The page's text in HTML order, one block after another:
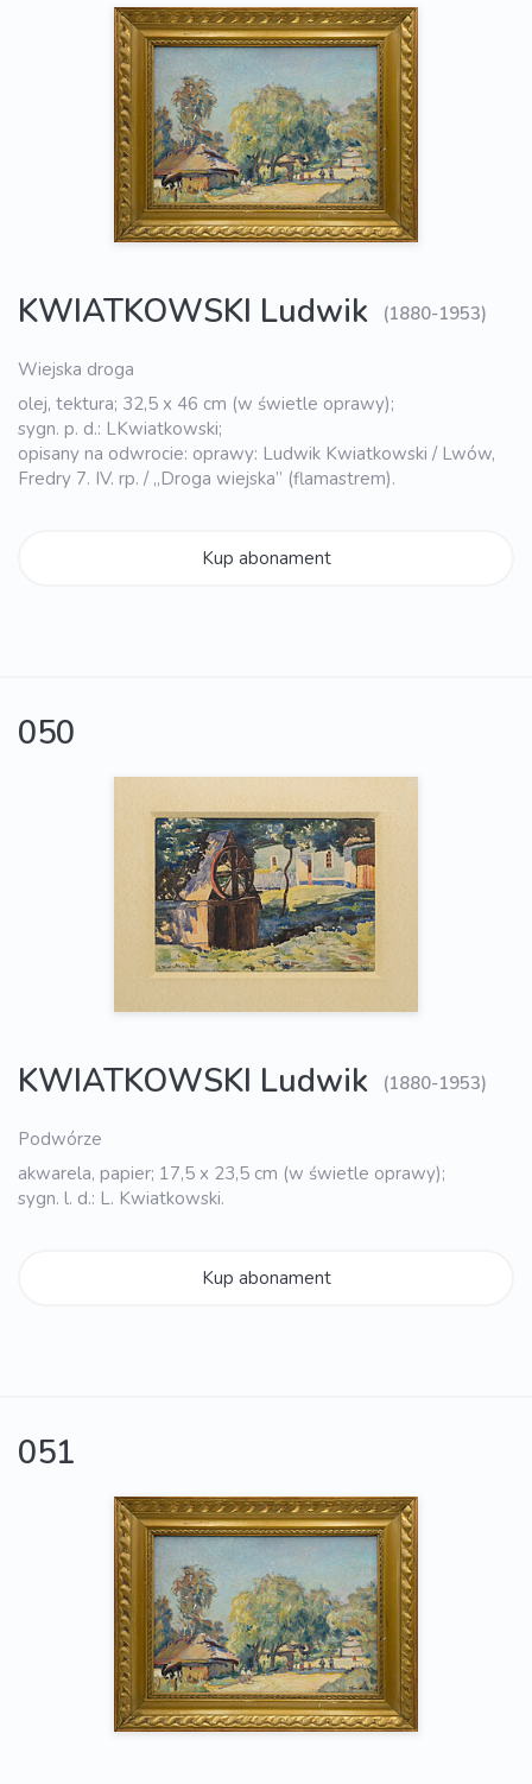
KWIATKOWSKI Ludwik (1880-1953)
Wiejska droga
olej, tektura; 32,5 x 46 cm (w świetle oprawy);
sygn. p. d.: LKwiatkowski;
opisany na odwrocie: oprawy: Ludwik Kwiatkowski / Lwów,
Fredry 7. IV. rp. / „Droga wiejska” (flamastrem).
Kup abonament
050
KWIATKOWSKI Ludwik (1880-1953)
Podwórze
akwarela, papier; 17,5 x 23,5 cm (w świetle oprawy);
sygn. l. d.: L. Kwiatkowski.
Kup abonament
051